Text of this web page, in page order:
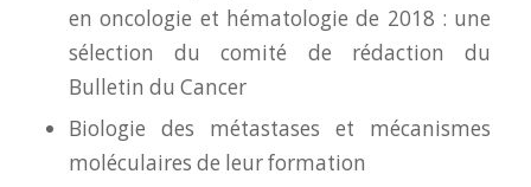
en oncologie et hématologie de 2018 : une
sélection du comité de rédaction du
Bulletin du Cancer
Biologie des métastases et mécanismes
moléculaires de leur formation